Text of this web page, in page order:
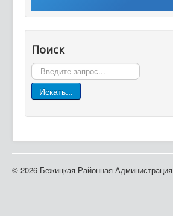
Поиск
Поиск
Искать...
© 2026 Бежицкая Районная Администрация